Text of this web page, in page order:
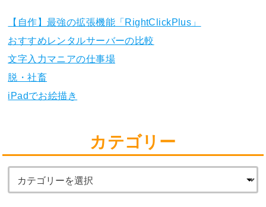
【自作】最強の拡張機能「RightClickPlus」
おすすめレンタルサーバーの比較
文字入力マニアの仕事場
脱・社畜
iPadでお絵描き
カテゴリー